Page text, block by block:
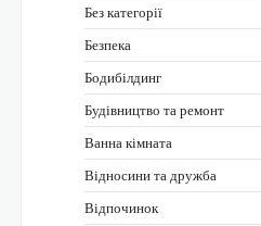
Без категорії
Безпека
Бодибілдинг
Будівництво та ремонт
Ванна кімната
Відносини та дружба
Відпочинок